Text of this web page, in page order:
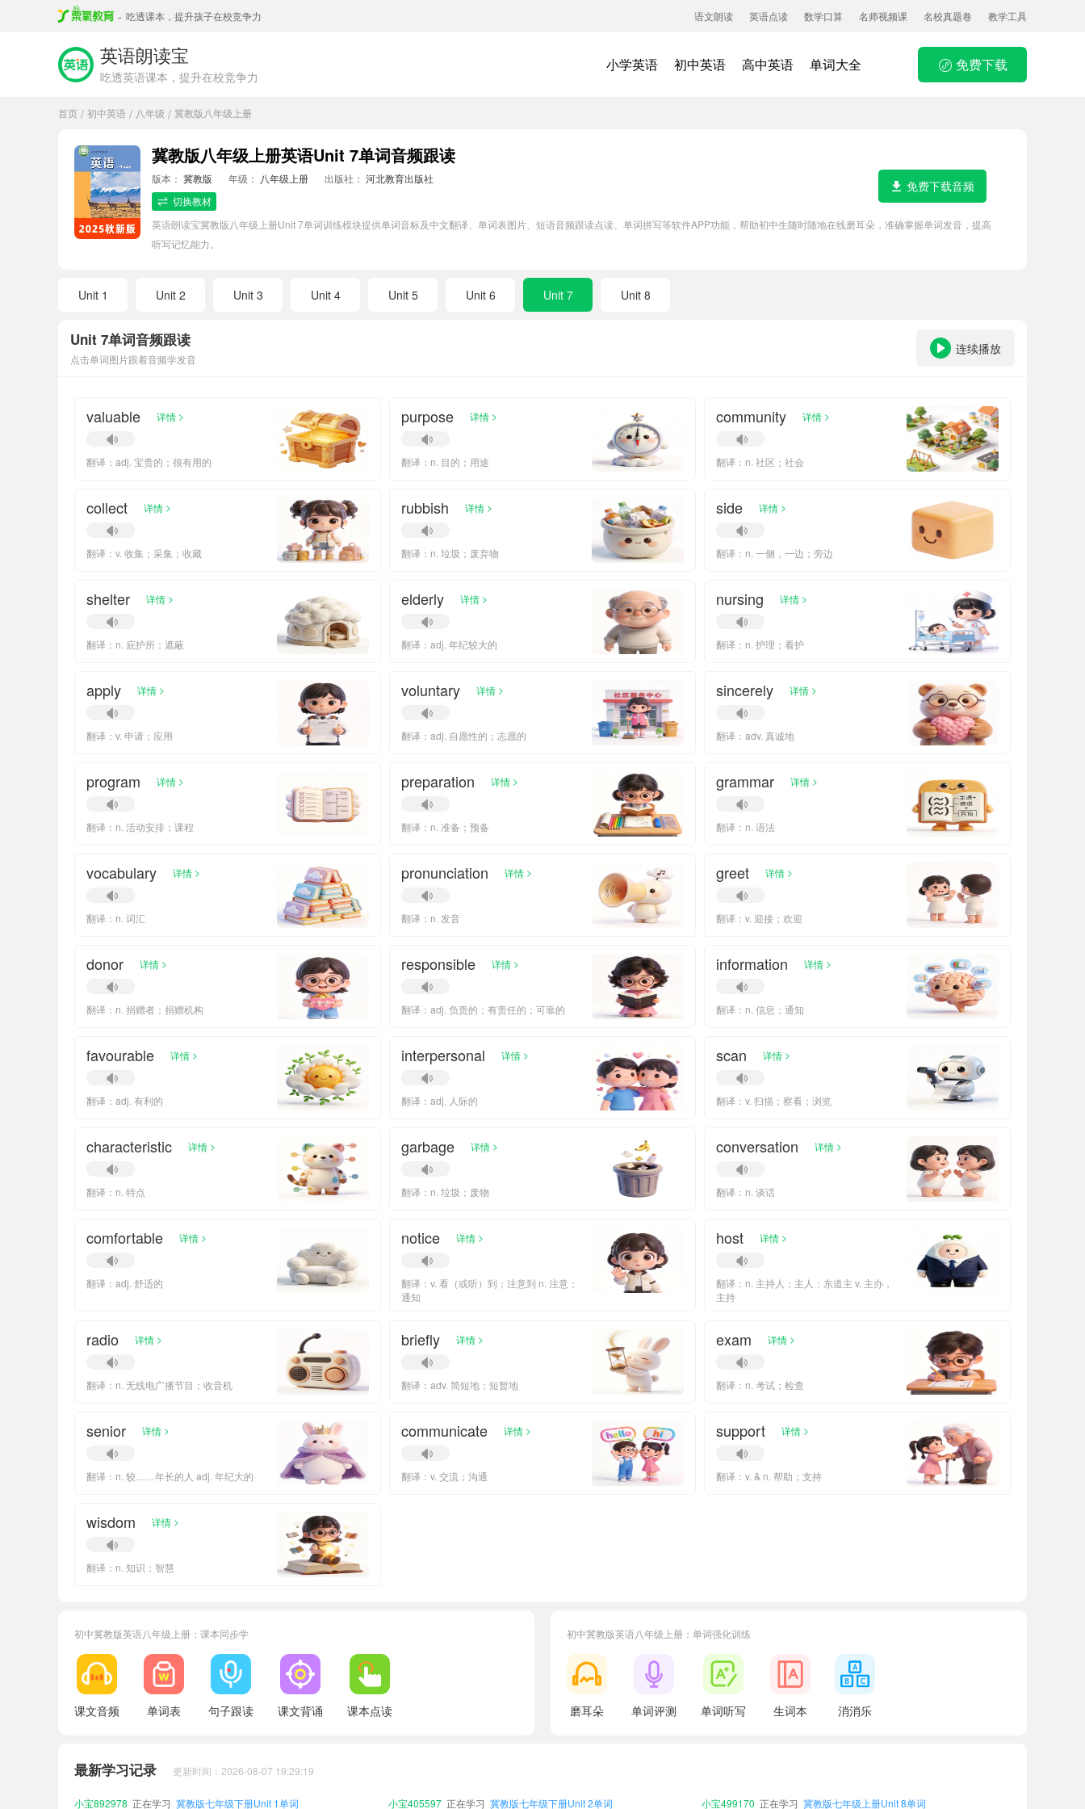
- 吃透课本，提升孩子在校竞争力 语文朗读 英语点读 数学口算 名师视频课 名校真题卷 教学工具
英语朗读宝
吃透英语课本，提升在校竞争力
小学英语 初中英语 高中英语 单词大全 免费下载
首页 / 初中英语 / 八年级 / 冀教版八年级上册
冀教版八年级上册英语Unit 7单词音频跟读
版本： 冀教版 年级： 八年级上册 出版社： 河北教育出版社
切换教材
英语朗读宝冀教版八年级上册Unit 7单词训练模块提供单词音标及中文翻译、单词表图片、短语音频跟读点读、单词拼写等软件APP功能，帮助初中生随时随地在线磨耳朵，准确掌握单词发音，提高
听写记忆能力。
免费下载音频
Unit 1 Unit 2 Unit 3 Unit 4 Unit 5 Unit 6 Unit 7 Unit 8
Unit 7单词音频跟读
点击单词图片跟着音频学发音
连续播放
valuable 详情 >
翻译：adj. 宝贵的；很有用的
purpose 详情 >
翻译：n. 目的；用途
community 详情 >
翻译：n. 社区；社会
collect 详情 >
翻译：v. 收集；采集；收藏
rubbish 详情 >
翻译：n. 垃圾；废弃物
side 详情 >
翻译：n. 一侧，一边；旁边
shelter 详情 >
翻译：n. 庇护所；遮蔽
elderly 详情 >
翻译：adj. 年纪较大的
nursing 详情 >
翻译：n. 护理；看护
apply 详情 >
翻译：v. 申请；应用
voluntary 详情 >
翻译：adj. 自愿性的；志愿的
sincerely 详情 >
翻译：adv. 真诚地
program 详情 >
翻译：n. 活动安排；课程
preparation 详情 >
翻译：n. 准备；预备
grammar 详情 >
翻译：n. 语法
vocabulary 详情 >
翻译：n. 词汇
pronunciation 详情 >
翻译：n. 发音
greet 详情 >
翻译：v. 迎接；欢迎
donor 详情 >
翻译：n. 捐赠者；捐赠机构
responsible 详情 >
翻译：adj. 负责的；有责任的；可靠的
information 详情 >
翻译：n. 信息；通知
favourable 详情 >
翻译：adj. 有利的
interpersonal 详情 >
翻译：adj. 人际的
scan 详情 >
翻译：v. 扫描；察看；浏览
characteristic 详情 >
翻译：n. 特点
garbage 详情 >
翻译：n. 垃圾；废物
conversation 详情 >
翻译：n. 谈话
comfortable 详情 >
翻译：adj. 舒适的
notice 详情 >
翻译：v. 看（或听）到；注意到 n. 注意；
通知
host 详情 >
翻译：n. 主持人；主人；东道主 v. 主办，
主持
radio 详情 >
翻译：n. 无线电广播节目；收音机
briefly 详情 >
翻译：adv. 简短地；短暂地
exam 详情 >
翻译：n. 考试；检查
senior 详情 >
翻译：n. 较……年长的人 adj. 年纪大的
communicate 详情 >
翻译：v. 交流；沟通
support 详情 >
翻译：v. & n. 帮助；支持
wisdom 详情 >
翻译：n. 知识；智慧
初中冀教版英语八年级上册：课本同步学
课文音频 单词表 句子跟读 课文背诵 课本点读
初中冀教版英语八年级上册：单词强化训练
磨耳朵 单词评测 单词听写 生词本 消消乐
最新学习记录 更新时间：2026-08-07 19:29:19
小宝300451 正在学习 冀教版八年级下册Unit 2单词 小宝542330 冀教版八年级下册Unit 3单词 小宝913218 正在学习 冀教版八年级下册Unit 4单词
小宝576119 正在学习 冀教版八年级下册Unit 7单词
小宝892978 正在学习 冀教版七年级下册Unit 1单词 小宝405597 正在学习 冀教版七年级下册Unit 2单词 小宝499170 正在学习 冀教版七年级上册Unit 8单词